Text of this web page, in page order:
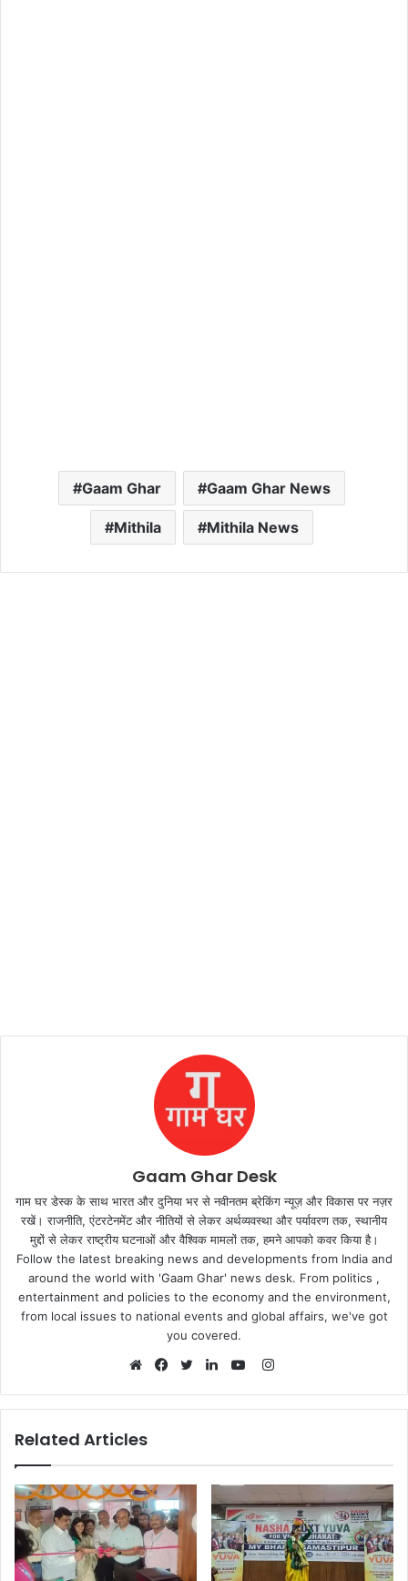
Gaam Ghar Gaam Ghar News
Mithila Mithila News
Gaam Ghar Desk
गाम घर डेस्क के साथ भारत और दुनिया भर से नवीनतम ब्रेकिंग न्यूज़ और विकास पर नज़र
रखें। राजनीति, एंटरटेनमेंट और नीतियों से लेकर अर्थव्यवस्था और पर्यावरण तक, स्थानीय
मुद्दों से लेकर राष्ट्रीय घटनाओं और वैश्विक मामलों तक, हमने आपको कवर किया है।
Follow the latest breaking news and developments from India and
around the world with 'Gaam Ghar' news desk. From politics ,
entertainment and policies to the economy and the environment,
from local issues to national events and global affairs, we've got
you covered.
Instagram
Related Articles